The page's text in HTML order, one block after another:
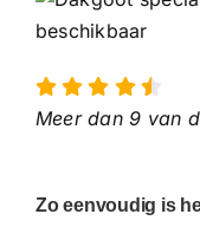
Meer dan 9 van
Zo eenvoudig is